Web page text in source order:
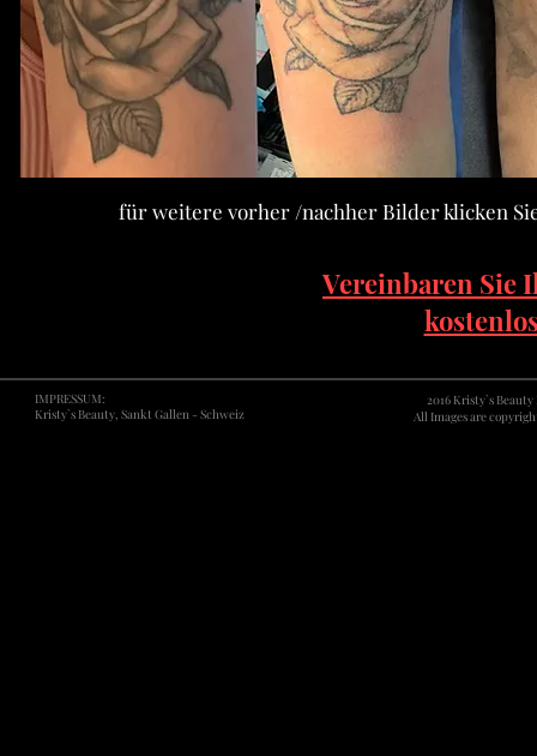
für weitere vorher /nachher Bilder klicken
Vereinbaren Sie
2016 Kristy`s
All Images are
IMPRESSUM:
Kristy`s Beauty, Sankt Gallen - Schweiz